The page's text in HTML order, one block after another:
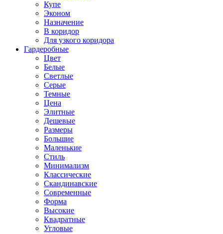
Купе
Эконом
Назначение
В коридор
Для узкого коридора
Гардеробные
Цвет
Белые
Светлые
Серые
Темные
Цена
Элитные
Дешевые
Размеры
Большие
Маленькие
Стиль
Минимализм
Классические
Скандинавские
Современные
Форма
Высокие
Квадратные
Угловые